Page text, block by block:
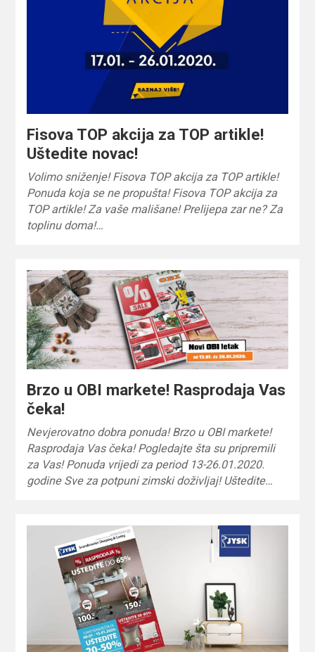
Fisova TOP akcija za TOP artikle!
Uštedite novac!
Volimo sniženje! Fisova TOP akcija za TOP artikle!
Ponuda koja se ne propušta! Fisova TOP akcija za
TOP artikle! Za vaše mališane! Prelijepa zar ne? Za
toplinu doma!…
Brzo u OBI markete! Rasprodaja Vas
čeka!
Nevjerovatno dobra ponuda! Brzo u OBI markete!
Rasprodaja Vas čeka! Pogledajte šta su pripremili
za Vas! Ponuda vrijedi za period 13-26.01.2020.
godine Sve za potpuni zimski doživljaj! Uštedite…